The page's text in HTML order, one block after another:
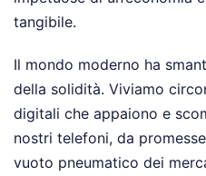
tangibile.
Il mondo moderno ha
della solidità. Viviamo
digitali che appaiono e
nostri telefoni, da
vuoto pneumatico dei